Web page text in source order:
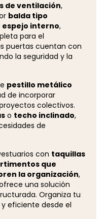
de ventilación,
balda tipo
espejo interno,
para el
puertas cuentan con
la seguridad y la
pestillo metálico
de incorporar
colectivos.
o techo inclinado,
de
con taquillas
que
la organización,
una solución
Organiza tu
eficiente desde el